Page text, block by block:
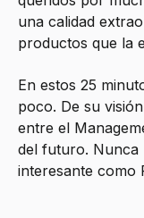
una calidad
productos que la
En estos 25
poco. De su
entre el
del futuro. Nunca
interesante como